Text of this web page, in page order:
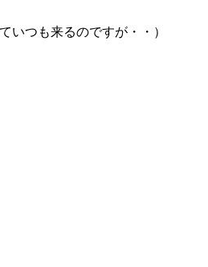
いつも来るのですが・・）